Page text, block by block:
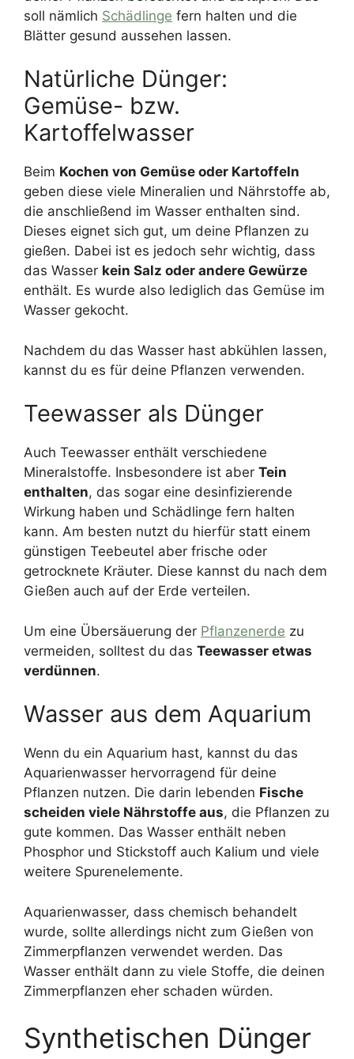
soll nämlich Schädlinge fern halten und die
Blätter gesund aussehen lassen.
Natürliche Dünger:
Gemüse- bzw.
Kartoffelwasser
Beim Kochen von Gemüse oder Kartoffeln
geben diese viele Mineralien und Nährstoffe ab,
die anschließend im Wasser enthalten sind.
Dieses eignet sich gut, um deine Pflanzen zu
gießen. Dabei ist es jedoch sehr wichtig, dass
das Wasser kein Salz oder andere Gewürze
enthält. Es wurde also lediglich das Gemüse im
Wasser gekocht.
Nachdem du das Wasser hast abkühlen lassen,
kannst du es für deine Pflanzen verwenden.
Teewasser als Dünger
Auch Teewasser enthält verschiedene
Mineralstoffe. Insbesondere ist aber Tein
enthalten, das sogar eine desinfizierende
Wirkung haben und Schädlinge fern halten
kann. Am besten nutzt du hierfür statt einem
günstigen Teebeutel aber frische oder
getrocknete Kräuter. Diese kannst du nach dem
Gießen auch auf der Erde verteilen.
Um eine Übersäuerung der Pflanzenerde zu
vermeiden, solltest du das Teewasser etwas
verdünnen.
Wasser aus dem Aquarium
Wenn du ein Aquarium hast, kannst du das
Aquarienwasser hervorragend für deine
Pflanzen nutzen. Die darin lebenden Fische
scheiden viele Nährstoffe aus, die Pflanzen zu
gute kommen. Das Wasser enthält neben
Phosphor und Stickstoff auch Kalium und viele
weitere Spurenelemente.
Aquarienwasser, dass chemisch behandelt
wurde, sollte allerdings nicht zum Gießen von
Zimmerpflanzen verwendet werden. Das
Wasser enthält dann zu viele Stoffe, die deinen
Zimmerpflanzen eher schaden würden.
Synthetischen Dünger